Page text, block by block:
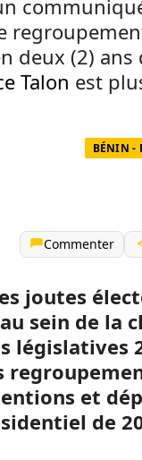
deux (2) ans
Talon est
BÉNIN -
Commenter
joutes
sein de la
législatives
et
de